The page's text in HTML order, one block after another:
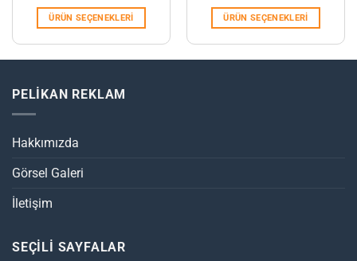
ÜRÜN SEÇENEKLERI ÜRÜN SEÇENEKLERI
PELİKAN REKLAM
Hakkımızda
Görsel Galeri
İletişim
SEÇİLİ SAYFALAR